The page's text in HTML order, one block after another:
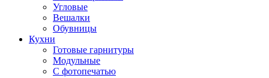
Угловые
Вешалки
Обувницы
Кухни
Готовые гарнитуры
Модульные
С фотопечатью